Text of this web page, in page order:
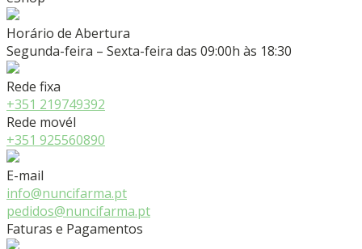
Horário de Abertura
Segunda-feira – Sexta-feira das 09:00h às 18:30
Rede fixa
+351 219749392
Rede movél
+351 925560890
E-mail
info@nuncifarma.pt
pedidos@nuncifarma.pt
Faturas e Pagamentos